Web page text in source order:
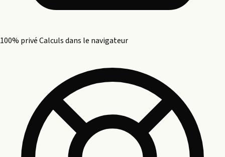
100% privéCalculs dans le navigateur